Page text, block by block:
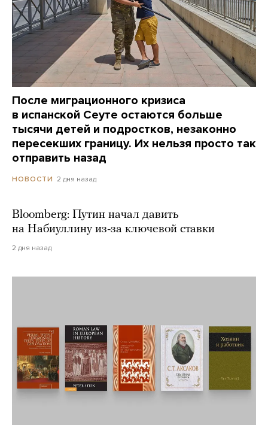
После миграционного кризиса
в испанской Сеуте остаются больше
тысячи детей и подростков, незаконно
пересекших границу. Их нельзя просто так
отправить назад
НОВОСТИ 2 дня назад
Bloomberg: Путин начал давить
на Набиуллину из-за ключевой ставки
2 дня назад